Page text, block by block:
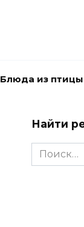
Блюда из птицы
Найти
Search
for: